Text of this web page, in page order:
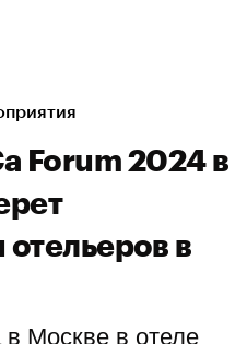
Forum 2024 в
отельеров в
в Москве в отеле